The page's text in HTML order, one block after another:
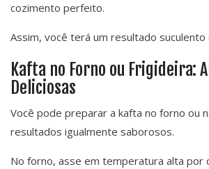
cozimento perfeito.
Assim, você terá um resultado suculento
Kafta no Forno ou Frigideira:
Deliciosas
Você pode preparar a kafta no forno ou
resultados igualmente saborosos.
No forno, asse em temperatura alta por